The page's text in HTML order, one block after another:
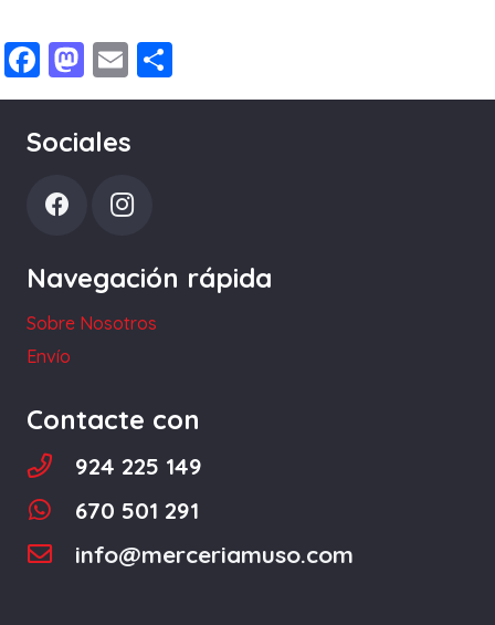
Facebook
Mastodon
Email
Sociales
Navegación rápida
Sobre Nosotros
Envío
Contacte con
924 225 149
670 501 291
info@merceriamuso.com